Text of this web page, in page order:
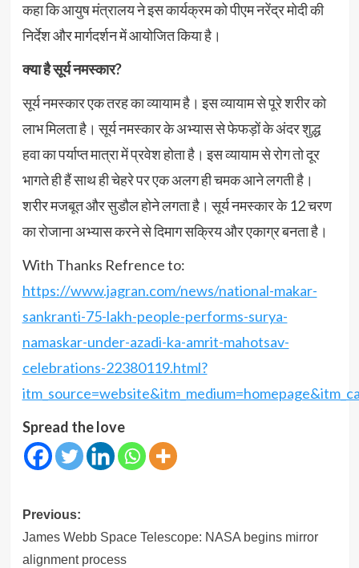
कहा कि आयुष मंत्रालय ने इस कार्यक्रम को पीएम नरेंद्र मोदी की
निर्देश और मार्गदर्शन में आयोजित किया है।
क्या है सूर्य नमस्कार?
सूर्य नमस्कार एक तरह का व्यायाम है। इस व्यायाम से पूरे शरीर को
लाभ मिलता है। सूर्य नमस्कार के अभ्यास से फेफड़ों के अंदर शुद्ध
हवा का पर्याप्त मात्रा में प्रवेश होता है। इस व्यायाम से रोग तो दूर
भागते ही हैं साथ ही चेहरे पर एक अलग ही चमक आने लगती है।
शरीर मजबूत और सुडौल होने लगता है। सूर्य नमस्कार के 12 चरण
का रोजाना अभ्यास करने से दिमाग सक्रिय और एकाग्र बनता है।
With Thanks Refrence to:
https://www.jagran.com/news/national-makar-
sankranti-75-lakh-people-performs-surya-
namaskar-under-azadi-ka-amrit-mahotsav-
celebrations-22380119.html?
Spread the love
Post
navigation
Previous:
James Webb Space Telescope: NASA begins mirror
alignment process